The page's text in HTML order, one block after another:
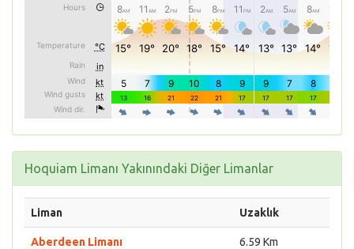
Hoquiam Limanı Yakınındaki Diğer Limanlar
Liman Uzaklık
Aberdeen Limanı 6.59 Km